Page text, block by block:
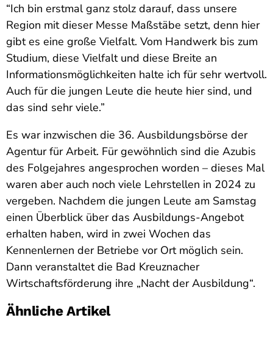
“Ich bin erstmal ganz stolz darauf, dass unsere
Region mit dieser Messe Maßstäbe setzt, denn hier
gibt es eine große Vielfalt. Vom Handwerk bis zum
Studium, diese Vielfalt und diese Breite an
Informationsmöglichkeiten halte ich für sehr wertvoll.
Auch für die jungen Leute die heute hier sind, und
das sind sehr viele.”
Es war inzwischen die 36. Ausbildungsbörse der
Agentur für Arbeit. Für gewöhnlich sind die Azubis
des Folgejahres angesprochen worden – dieses Mal
waren aber auch noch viele Lehrstellen in 2024 zu
vergeben. Nachdem die jungen Leute am Samstag
einen Überblick über das Ausbildungs-Angebot
erhalten haben, wird in zwei Wochen das
Kennenlernen der Betriebe vor Ort möglich sein.
Dann veranstaltet die Bad Kreuznacher
Wirtschaftsförderung ihre „Nacht der Ausbildung“.
Ähnliche Artikel